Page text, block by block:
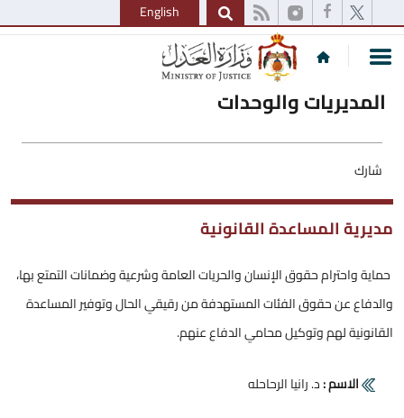
English
المديريات والوحدات
شارك
مديرية المساعدة القانونية
حماية واحترام حقوق الإنسان والحريات العامة وشرعية وضمانات التمتع بها،
والدفاع عن حقوق الفئات المستهدفة من رقيقي الحال وتوفير المساعدة
القانونية لهم وتوكيل محامي الدفاع عنهم.
الاسم :د. رانيا الرحاحله